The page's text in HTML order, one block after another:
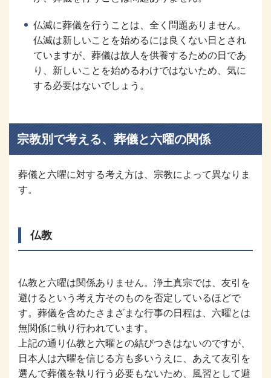
仏滅に葬儀を行うことは、全く問題ありません。
仏滅は新しいことを始めるには良くない日とされ
ていますが、葬儀は故人を供養するための日であ
り、新しいことを始めるわけではないため、気に
する必要はないでしょう。
宗教別で考える、葬儀と六曜の関係
葬儀と六曜に対する考え方は、宗教によって異なりま
す。
仏教
仏教と六曜は関係ありません。浄土真宗では、友引を
避けるという考え方そのものを否定しているほどで
す。葬儀を含めたさまざまな行事の日程は、六曜とは
無関係に執り行われています。
上記の通り仏教と六曜との結びつきはないのですが、
日本人は六曜を信じる方も多いうえに、あえて友引を
選んで葬儀を執り行う必要もないため、風習として避